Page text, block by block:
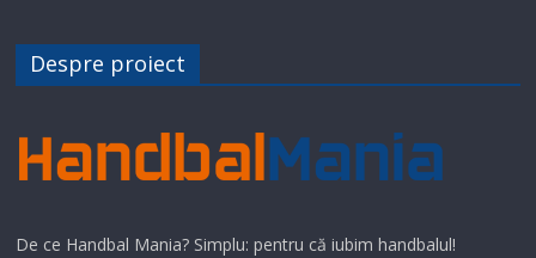
Despre proiect
De ce Handbal Mania? Simplu: pentru că iubim handbalul!